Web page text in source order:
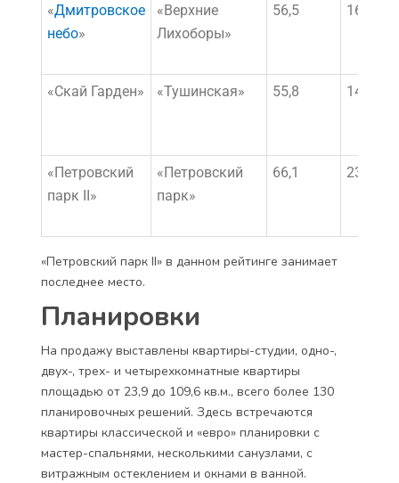
«Дмитровское
небо»
«Верхние
Лихоборы»
56,5 16 671
«Скай Гарден» «Тушинская» 55,8 14 899
«Петровский
парк II»
«Петровский
парк»
66,1 23 446
«Петровский парк II» в данном рейтинге занимает
последнее место.
Планировки
На продажу выставлены квартиры-студии, одно-,
двух-, трех- и четырехкомнатные квартиры
площадью от 23,9 до 109,6 кв.м., всего более 130
планировочных решений. Здесь встречаются
квартиры классической и «евро» планировки с
мастер-спальнями, несколькими санузлами, с
витражным остеклением и окнами в ванной.